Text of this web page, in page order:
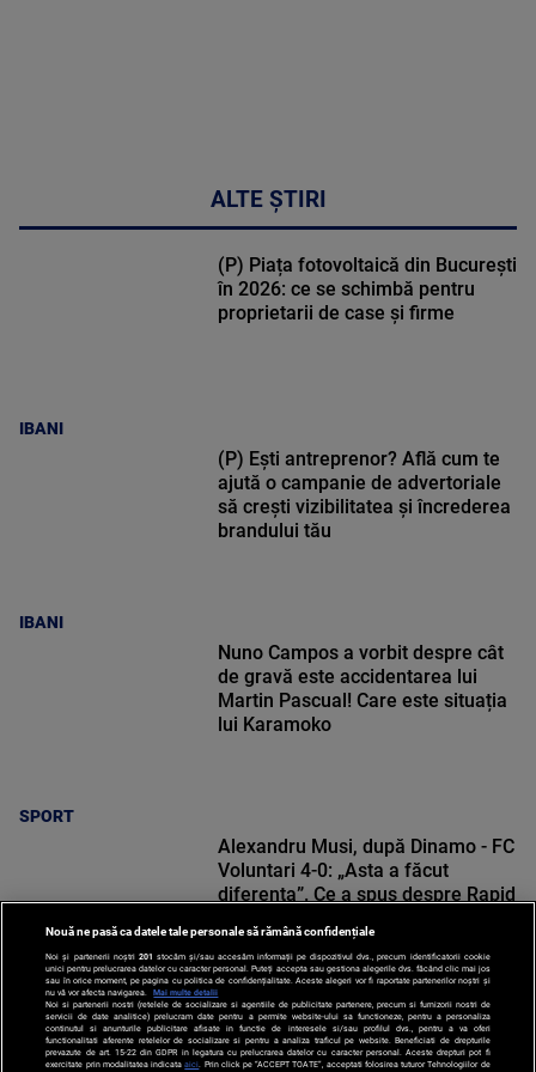
ALTE ȘTIRI
IBANI
(P) Piața fotovoltaică din București
în 2026: ce se schimbă pentru
proprietarii de case și firme
IBANI
(P) Ești antreprenor? Află cum te
ajută o campanie de advertoriale
să crești vizibilitatea și încrederea
brandului tău
SPORT
Nuno Campos a vorbit despre cât
de gravă este accidentarea lui
Martin Pascual! Care este situația
lui Karamoko
SPORT
Alexandru Musi, după Dinamo - FC
Voluntari 4-0: „Asta a făcut
diferența”. Ce a spus despre Rapid
Nouă ne pasă ca datele tale personale să rămână confidențiale
Noi și partenerii noștri 201 stocăm și/sau accesăm informații pe dispozitivul dvs., precum identificatorii cookie
unici pentru prelucrarea datelor cu caracter personal. Puteți accepta sau gestiona alegerile dvs. făcând clic mai jos
sau în orice moment, pe pagina cu politica de confidențialitate. Aceste alegeri vor fi raportate partenerilor noștri și
nu vă vor afecta navigarea.
Mai multe detalii
Noi si partenerii nostri (retelele de socializare si agentiile de publicitate partenere, precum si furnizorii nostri de
servicii de date analitice) prelucram date pentru a permite website-ului sa functioneze, pentru a personaliza
continutul si anunturile publicitare afisate in functie de interesele si/sau profilul dvs., pentru a va oferi
functionalitati aferente retelelor de socializare si pentru a analiza traficul pe website. Beneficiati de drepturile
prevazute de art. 15-22 din GDPR in legatura cu prelucrarea datelor cu caracter personal. Aceste drepturi pot fi
exercitate prin modalitatea indicataaici . Prin click pe “ACCEPT TOATE”, acceptati folosirea tuturor Tehnologiilor de